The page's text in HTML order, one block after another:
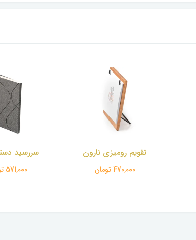
سررسید دستیار ترمو
571,000 تومان
سررسید
571,000 تومان